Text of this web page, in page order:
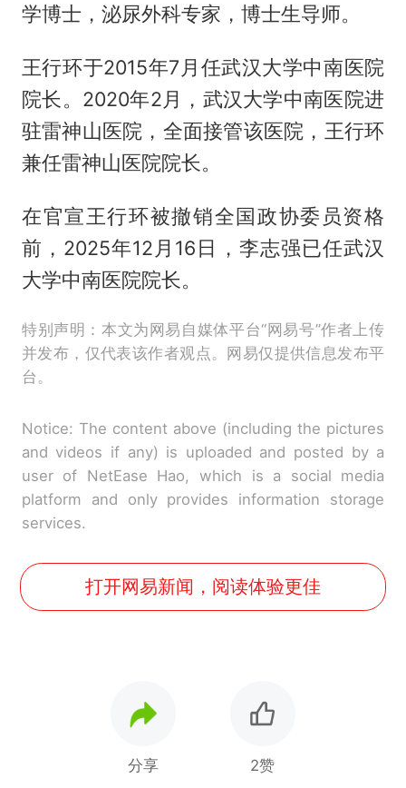
学博士，泌尿外科专家，博士生导师。
王行环于2015年7月任武汉大学中南医院
院长。2020年2月，武汉大学中南医院进
驻雷神山医院，全面接管该医院，王行环
兼任雷神山医院院长。
在官宣王行环被撤销全国政协委员资格
前，2025年12月16日，李志强已任武汉
大学中南医院院长。
特别声明：本文为网易自媒体平台“网易号”作者上传
并发布，仅代表该作者观点。网易仅提供信息发布平
台。
Notice: The content above (including the pictures
and videos if any) is uploaded and posted by a
user of NetEase Hao, which is a social media
platform and only provides information storage
services.
打开网易新闻，阅读体验更佳
分享 2赞